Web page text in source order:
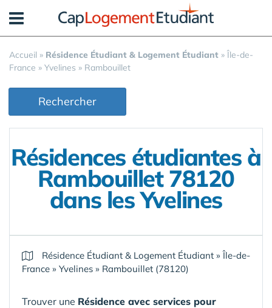
Accueil » Résidence Étudiant & Logement Étudiant » Île-de-
France » Yvelines » Rambouillet
Rechercher
Résidences étudiantes à
Rambouillet 78120
dans les Yvelines
Résidence Étudiant & Logement Étudiant »Île-de-
France » Yvelines » Rambouillet (78120)
Trouver une Résidence avec services pour